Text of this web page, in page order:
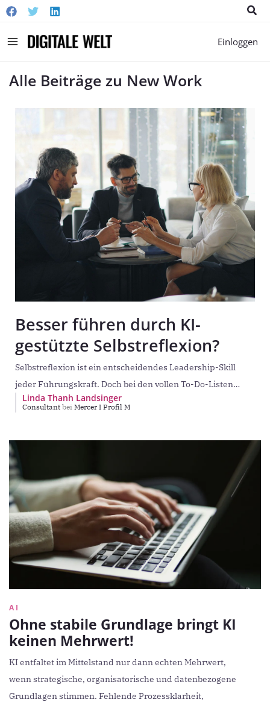
Main
Einloggen
Alle Beiträge zu New Work
Besser führen durch KI-
gestützte Selbstreflexion?
Selbstreflexion ist ein entscheidendes Leadership-Skill
jeder Führungskraft. Doch bei den vollen To-Do-Listen
bleibt oft wenig Zeit für die (kritische) Auseinandersetzung
Linda Thanh Landsinger
Consultant bei Mercer I Profil M
AI
Ohne stabile Grundlage bringt KI
keinen Mehrwert!
KI entfaltet im Mittelstand nur dann echten Mehrwert,
wenn strategische, organisatorische und datenbezogene
Grundlagen stimmen. Fehlende Prozessklarheit,